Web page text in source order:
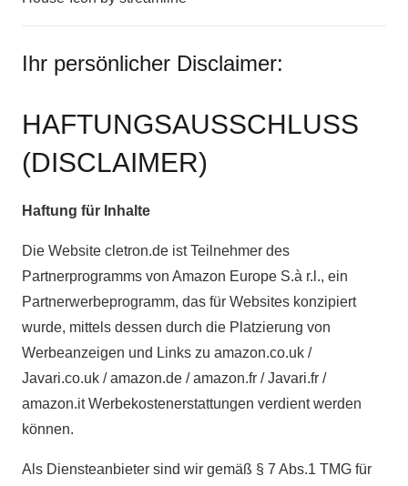
Ihr persönlicher Disclaimer:
HAFTUNGSAUSSCHLUSS
(DISCLAIMER)
Haftung für Inhalte
Die Website cletron.de ist Teilnehmer des
Partnerprogramms von Amazon Europe S.à r.l., ein
Partnerwerbeprogramm, das für Websites konzipiert
wurde, mittels dessen durch die Platzierung von
Werbeanzeigen und Links zu amazon.co.uk /
Javari.co.uk / amazon.de / amazon.fr / Javari.fr /
amazon.it Werbekostenerstattungen verdient werden
können.
Als Diensteanbieter sind wir gemäß § 7 Abs.1 TMG für